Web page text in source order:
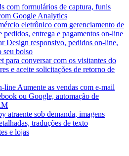
com formulários de captura, funis
Google Analytics
eletrônico com gerenciamento de
pedidos, entrega e pagamentos on-line
Design responsivo, pedidos on-line,
seu bolso
para conversar com os visitantes do
e aceite solicitações de retorno de
line Aumente as vendas com e-mail
ou Google, automação de
atraente sob demanda, imagens
traduções de texto
e lojas